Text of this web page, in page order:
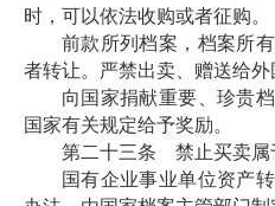
时，可以依法收购或者征购。
前款所列档案，档案所
者转让。严禁出卖、赠送给外
向国家捐献重要、珍贵
国家有关规定给予奖励。
第二十三条 禁止买卖属
国有企业事业单位资产